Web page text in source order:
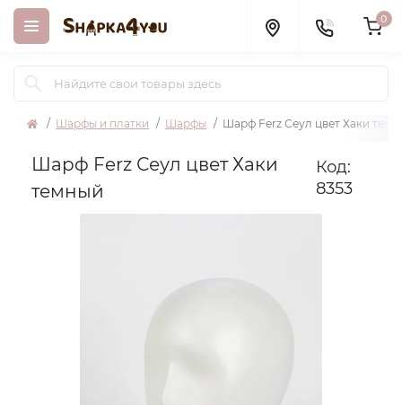
0
Шарфы и платки Шарфы Шарф Ferz Сеул цвет Хаки
Шарф Ferz Сеул цвет Хаки
темный
Код:
8353